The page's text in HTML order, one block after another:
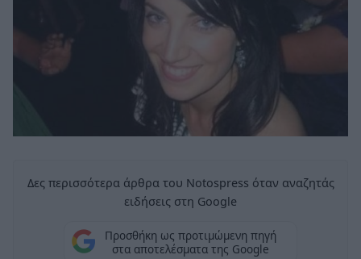
Δες περισσότερα άρθρα του Notospress όταν αναζητάς
ειδήσεις στη Google
Προσθήκη ως προτιμώμενη πηγή
στα αποτελέσματα της Google